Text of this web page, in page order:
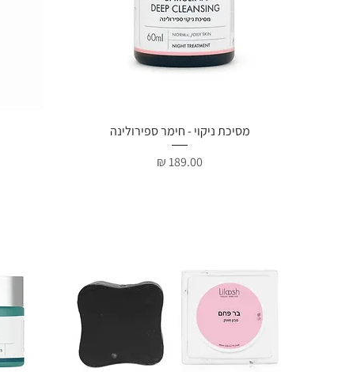
תצוגה מהירה
מסיכת ניקוי - חימר ספירולינה
מחיר